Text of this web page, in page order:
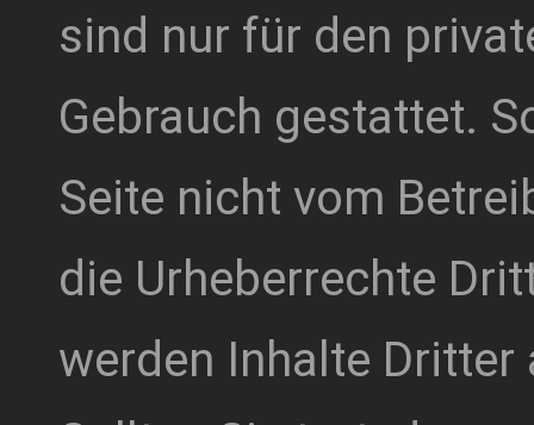
sind nur für den
Gebrauch gestattet.
Seite nicht vom
die Urheberrechte
werden Inhalte